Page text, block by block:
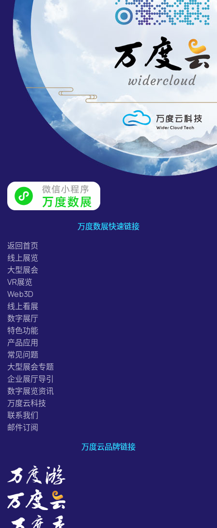
万度数展快速链接
返回首页
线上展览
大型展会
VR展览
Web3D
线上看展
数字展厅
特色功能
产品应用
常见问题
大型展会专题
企业展厅导引
数字展览资讯
万度云科技
联系我们
邮件订阅
万度云品牌链接